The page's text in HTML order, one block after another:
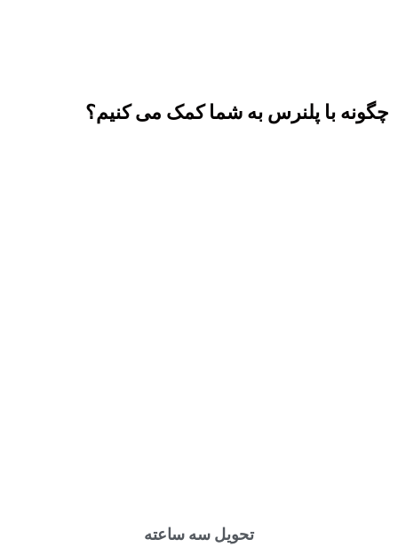
چگونه با پلنرس به شما کمک می کنیم؟
تحویل سه ساعته